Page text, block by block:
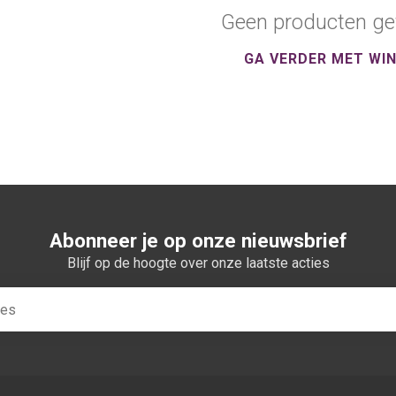
Geen producten
GA VERDER MET
Abonneer je op onze nieuwsbrief
Blijf op de hoogte over onze laatste acties